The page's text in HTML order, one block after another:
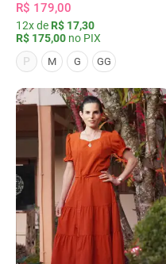
R$ 179,00
12x de R$ 17,30
R$ 175,00 no PIX
P
M G GG